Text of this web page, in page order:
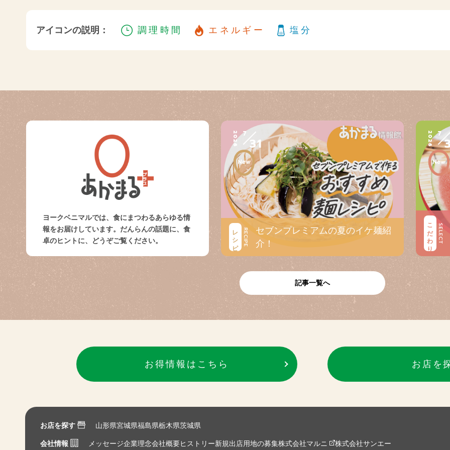
アイコンの説明： 調理時間 エネルギー 塩分
ヨークベニマルでは、食にまつわるあらゆる情
報をお届けしています。だんらんの話題に、食
卓のヒントに、どうぞご覧ください。
2026 7
31
レシピ RECIPE
セブンプレミアムの夏のイケ麺紹
介！
2026 7
こだわり SELECT
記事一覧へ
お得情報はこちら お店を
お店を探す 山形県宮城県福島県栃木県茨城県
会社情報 メッセージ企業理念会社概要ヒストリー新規出店用地の募集株式会社マルニ 株式会社サンエー